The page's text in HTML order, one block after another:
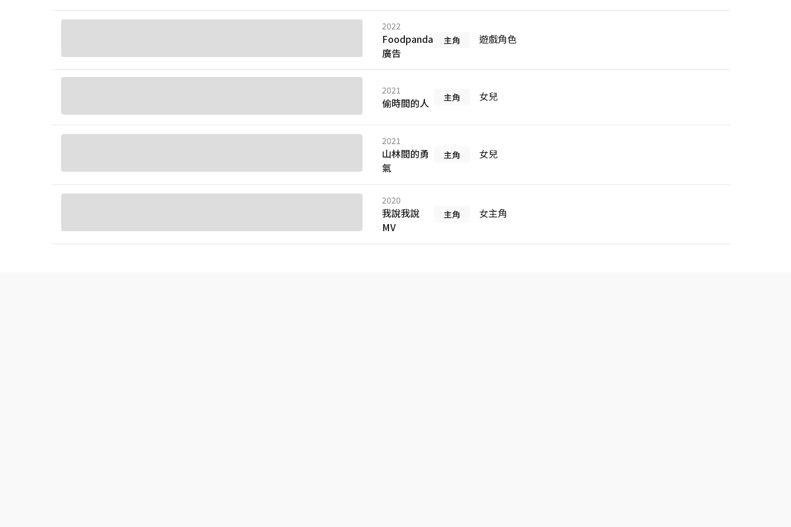
2022
Foodpanda
廣告
主角 遊戲角色
2021
偷時間的人 主角 女兒
2021
山林間的勇
氣
主角 女兒
2020
我說我說
MV
主角 女主角